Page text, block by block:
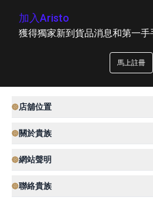
加入Aristo
獲得獨家新到貨品消息和第一手
馬上註冊
店舖位置
關於貴族
網站聲明
聯絡貴族